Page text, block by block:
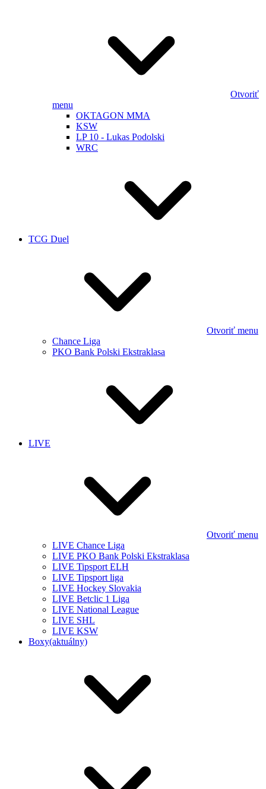
Otvoriť
menu
OKTAGON MMA
KSW
LP 10 - Lukas Podolski
WRC
TCG Duel
Otvoriť menu
Chance Liga
PKO Bank Polski Ekstraklasa
LIVE
Otvoriť menu
LIVE Chance Liga
LIVE PKO Bank Polski Ekstraklasa
LIVE Tipsport ELH
LIVE Tipsport liga
LIVE Hockey Slovakia
LIVE Betclic 1 Liga
LIVE National League
LIVE SHL
LIVE KSW
Boxy(aktuálny)